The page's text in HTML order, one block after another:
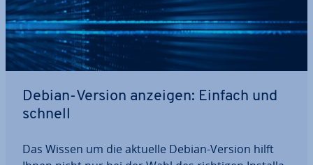
Debian-Version anzeigen: Einfach und
schnell
Das Wissen um die aktuelle Debian-Version hilft